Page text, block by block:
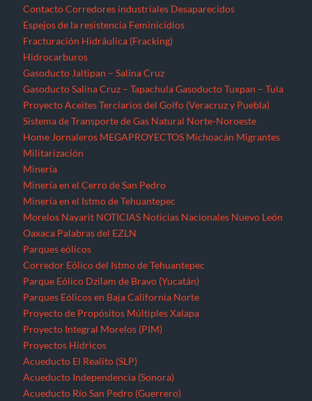
Contacto Corredores industriales Desaparecidos
Espejos de la resistencia Feminicidios
Fracturación Hidráulica (Fracking)
Hidrocarburos
Gasoducto Jaltipan – Salina Cruz
Gasoducto Salina Cruz – Tapachula Gasoducto Tuxpan – Tula
Proyecto Aceites Terciarios del Golfo (Veracruz y Puebla)
Sistema de Transporte de Gas Natural Norte-Noroeste
Home Jornaleros MEGAPROYECTOS Michoacán Migrantes
Militarización
Minería
Minería en el Cerro de San Pedro
Minería en el Istmo de Tehuantepec
Morelos Nayarit NOTICIAS Noticias Nacionales Nuevo León
Oaxaca Palabras del EZLN
Parques eólicos
Corredor Eólico del Istmo de Tehuantepec
Parque Eólico Dzilam de Bravo (Yucatán)
Parques Eólicos en Baja California Norte
Proyecto de Propósitos Múltiples Xalapa
Proyecto Integral Morelos (PIM)
Proyectos Hídricos
Acueducto El Realito (SLP)
Acueducto Independencia (Sonora)
Acueducto Río San Pedro (Guerrero)